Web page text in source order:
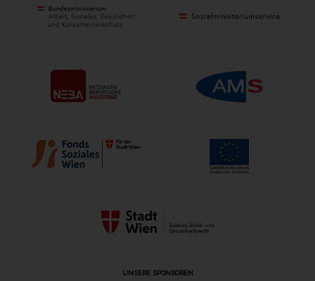
UNSERE SPONSOREN